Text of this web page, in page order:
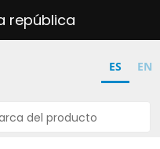
república
ES EN